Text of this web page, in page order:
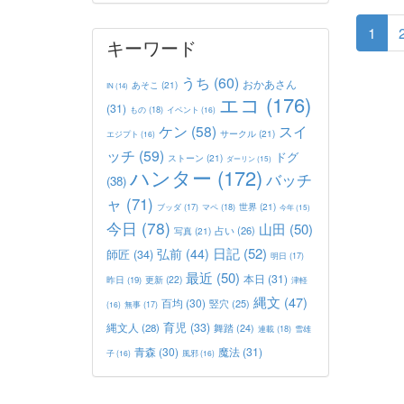
1
キーワード
IN(14) あそこ (21) うち (60) おかあさん
(31) もの (18) イベント (16) エコ (176)
エジプト (16) ケン (58) サークル (21) スイ
ッチ (59) ストーン (21) ダーリン(15)
ドグ
(38) ハンター (172) バッチ
ャ (71) ブッダ (17) マペ (18) 世界 (21) 今年(15)
今日 (78) 写真 (21) 占い(26) 山田 (50)
師匠 (34) 弘前 (44) 日記 (52) 明日 (17)
昨日 (19) 更新 (22) 最近 (50) 本日 (31) 津軽
(16) 無事 (17) 百均 (30) 竪穴 (25) 縄文 (47)
縄文人 (28) 育児 (33) 舞踏 (24) 連載 (18) 雪雄
子(16) 青森 (30) 風邪(16) 魔法 (31)